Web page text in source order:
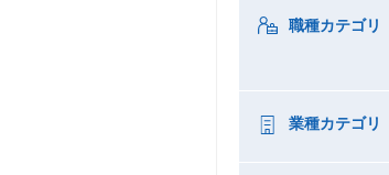
職種カテゴリ
業種カテゴリ